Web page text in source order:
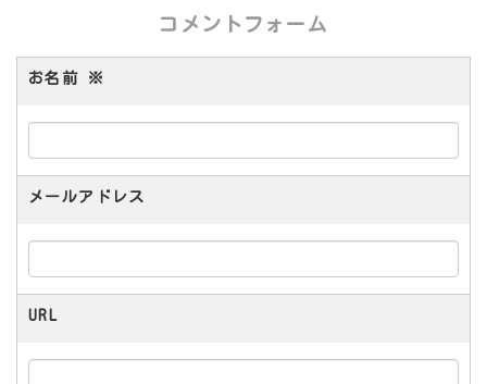
コメントフォーム
お名前 ※
メールアドレス
URL